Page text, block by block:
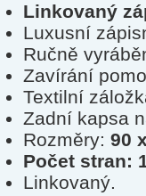
Linkovaný
Luxusní
Ručně
Zavírání
Textilní
Zadní kapsa
Rozměry: 90
Počet stran:
Linkovaný.